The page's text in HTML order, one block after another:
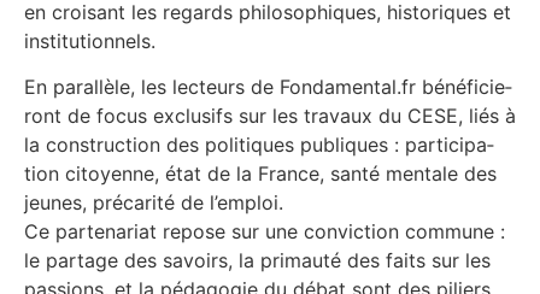
en croi­sant les regards phi­lo­so­phiques, his­to­riques et
institutionnels.
En paral­lèle, les lec­teurs de Fondamental.fr béné­fi­cie­
ront de focus exclu­sifs sur les tra­vaux du CESE, liés à
la construc­tion des poli­tiques publiques : par­ti­ci­pa­
tion citoyenne, état de la France, san­té men­tale des
jeunes, pré­ca­ri­té de l’emploi.
Ce par­te­na­riat repose sur une convic­tion com­mune :
le par­tage des savoirs, la pri­mau­té des faits sur les
pas­sions, et la péda­go­gie du débat sont des piliers